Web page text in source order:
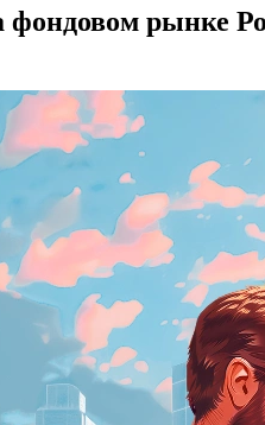
фондовом рынке